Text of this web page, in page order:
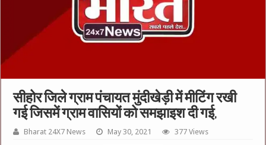
सीहोर जिले ग्राम पंचायत मुंदीखेड़ी में मीटिंग रखी
गई जिसमें ग्राम वासियों को समझाइश दी गई,
Bharat 24X7 News May 30, 2021 377 Views